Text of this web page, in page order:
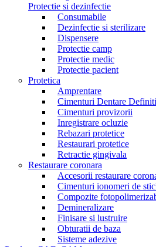
Protectie si dezinfectie
Consumabile
Dezinfectie si sterilizare
Dispensere
Protectie camp
Protectie medic
Protectie pacient
Protetica
Amprentare
Cimenturi Dentare
Cimenturi provizorii
Inregistrare ocluzie
Rebazari protetice
Restaurari protetice
Retractie gingivala
Restaurare coronara
Accesorii restaurare
Cimenturi ionomeri de
Compozite
Demineralizare
Finisare si lustruire
Obturatii de baza
Sisteme adezive